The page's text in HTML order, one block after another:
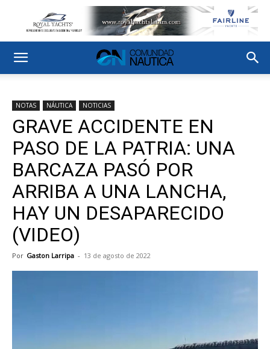
NOTAS NÁUTICA NOTICIAS
GRAVE ACCIDENTE EN
PASO DE LA PATRIA: UNA
BARCAZA PASÓ POR
ARRIBA A UNA LANCHA,
HAY UN DESAPARECIDO
(VIDEO)
Por Gaston Larripa - 13 de agosto de 2022